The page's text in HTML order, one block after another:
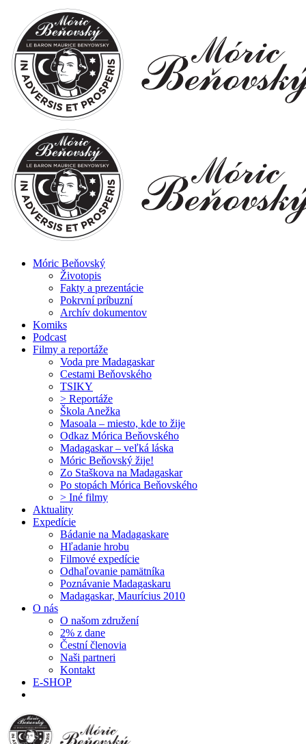
Móric Beňovský
Životopis
Fakty a prezentácie
Pokrvní príbuzní
Archív dokumentov
Komiks
Podcast
Filmy a reportáže
Voda pre Madagaskar
Cestami Beňovského
TSIKY
> Reportáže
Škola Anežka
Masoala – miesto, kde to žije
Odkaz Mórica Beňovského
Madagaskar – veľká láska
Móric Beňovský žije!
Zo Staškova na Madagaskar
Po stopách Mórica Beňovského
> Iné filmy
Aktuality
Expedície
Bádanie na Madagaskare
Hľadanie hrobu
Filmové expedície
Odhaľovanie pamätníka
Poznávanie Madagaskaru
Madagaskar, Maurícius 2010
O nás
O našom združení
2% z dane
Čestní členovia
Naši partneri
Kontakt
E-SHOP